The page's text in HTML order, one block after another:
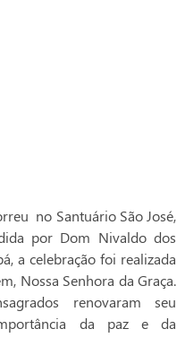
no Santuário São José,
por Dom Nivaldo dos
a celebração foi realizada
Nossa Senhora da Graça.
renovaram seu
da paz e da